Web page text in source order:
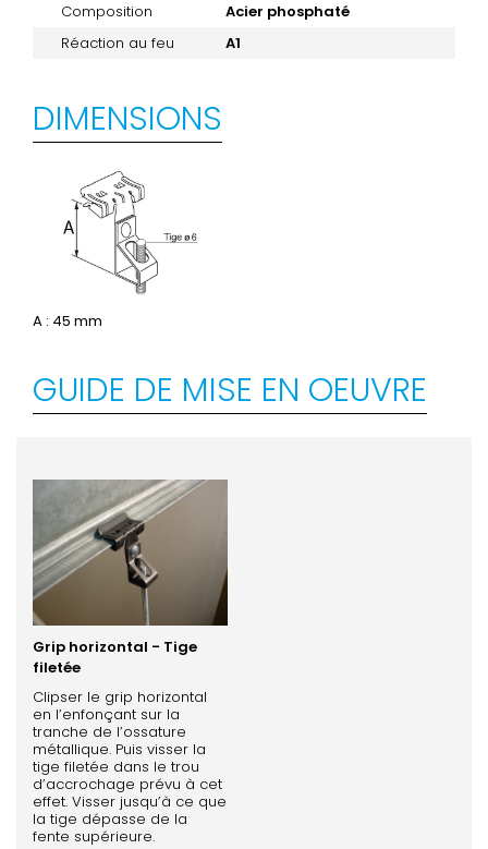
Composition
Acier phosphaté
Réaction au feu
A1
DIMENSIONS
A : 45 mm
GUIDE DE MISE EN OEUVRE
Grip horizontal - Tige
filetée
Clipser le grip horizontal
en l’enfonçant sur la
tranche de l’ossature
métallique. Puis visser la
tige filetée dans le trou
d’accrochage prévu à cet
effet. Visser jusqu’à ce que
la tige dépasse de la
fente supérieure.